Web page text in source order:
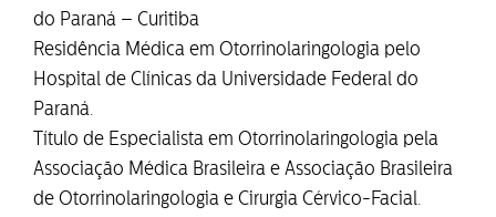
do Paraná – Curitiba
Residência Médica em Otorrinolaringologia pelo
Hospital de Clínicas da Universidade Federal do
Paraná.
Título de Especialista em Otorrinolaringologia pela
Associação Médica Brasileira e Associação Brasileira
de Otorrinolaringologia e Cirurgia Cérvico-Facial.